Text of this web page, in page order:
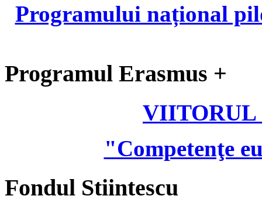
Programului național
Programul Erasmus +
VIITORUL
"Competenţe
Fondul Stiintescu